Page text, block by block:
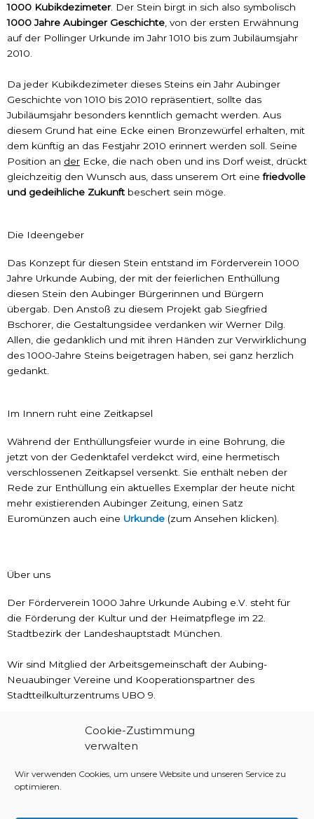
Cookie-Zustimmung
verwalten
Wir verwenden Cookies, um unsere Website und unseren Service zu
optimieren.
1000 Kubikdezimeter. Der Stein birgt in sich also symbolisch
1000 Jahre Aubinger Geschichte , von der ersten Erwähnung
auf der Pollinger Urkunde im Jahr 1010 bis zum Jubiläumsjahr
2010.
Da jeder Kubikdezimeter dieses Steins ein Jahr Aubinger
Geschichte von 1010 bis 2010 repräsentiert, sollte das
Jubiläumsjahr besonders kenntlich gemacht werden. Aus
diesem Grund hat eine Ecke einen Bronzewürfel erhalten, mit
dem künftig an das Festjahr 2010 erinnert werden soll. Seine
Position an der Ecke, die nach oben und ins Dorf weist, drückt
gleichzeitig den Wunsch aus, dass unserem Ort einefriedvolle
und gedeihliche Zukunft beschert sein möge.
Die Ideengeber
Das Konzept für diesen Stein entstand im Förderverein 1000
Jahre Urkunde Aubing, der mit der feierlichen Enthüllung
diesen Stein den Aubinger Bürgerinnen und Bürgern
übergab. Den Anstoß zu diesem Projekt gab Siegfried
Bschorer, die Gestaltungsidee verdanken wir Werner Dilg.
Allen, die gedanklich und mit ihren Händen zur Verwirklichung
des 1000-Jahre Steins beigetragen haben, sei ganz herzlich
gedankt.
Im Innern ruht eine Zeitkapsel
Während der Enthüllungsfeier wurde in eine Bohrung, die
jetzt von der Gedenktafel verdekct wird, eine hermetisch
verschlossenen Zeitkapsel versenkt. Sie enthält neben der
Rede zur Enthüllung ein aktuelles Exemplar der heute nicht
mehr existierenden Aubinger Zeitung, einen Satz
Euromünzen auch eine Urkunde (zum Ansehen klicken).
Über uns
Der Förderverein 1000 Jahre Urkunde Aubing e.V. steht für
die Förderung der Kultur und der Heimatpflege im 22.
Stadtbezirk der Landeshauptstadt München.
Wir sind Mitglied der Arbeitsgemeinschaft der Aubing-
Neuaubinger Vereine und Kooperationspartner des
Stadtteilkulturzentrums UBO 9.
Schnackenberg-Weg 11, 81245 München